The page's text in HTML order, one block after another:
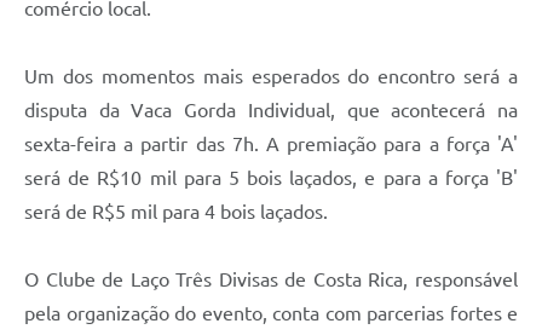
comércio local.
Um dos momentos mais esperados do encontro será a
disputa da Vaca Gorda Individual, que acontecerá na
sexta-feira a partir das 7h. A premiação para a força 'A'
será de R$10 mil para 5 bois laçados, e para a força 'B'
será de R$5 mil para 4 bois laçados.
O Clube de Laço Três Divisas de Costa Rica, responsável
pela organização do evento, conta com parcerias fortes e